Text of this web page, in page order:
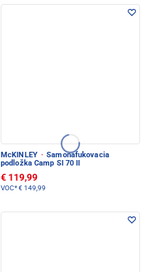
McKINLEY · Samonafukovacia
podložka Camp SI 70 II
€ 119,99
VOC*€ 149,99